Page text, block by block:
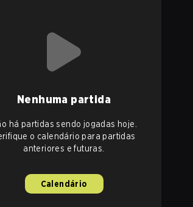
Nenhuma partida
há partidas sendo jogadas hoje.
o calendário para partidas
anteriores e futuras.
Calendário